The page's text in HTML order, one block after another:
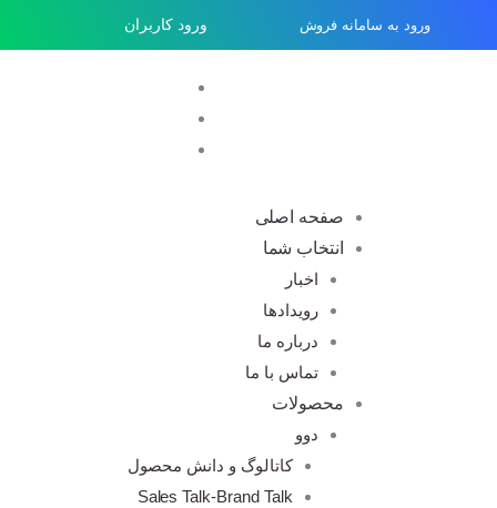
ورود به سامانه فروش ورود کاربران
صفحه اصلی
انتخاب شما
اخبار
رویدادها
درباره ما
تماس با ما
محصولات
دوو
کاتالوگ و دانش محصول
Sales Talk-Brand Talk